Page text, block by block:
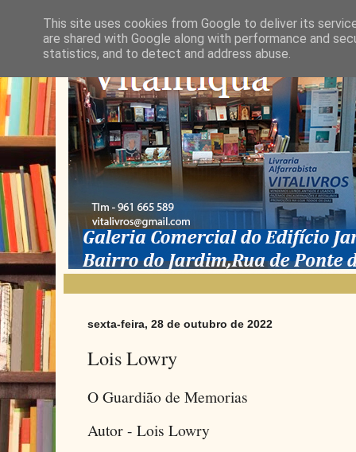
sexta-feira, 28 de outubro de 2022
Lois Lowry
O Guardião de Memorias
Autor - Lois Lowry
This site uses cookies from Google to deliver its
are shared with Google along with performance and
statistics, and to detect and address abuse.